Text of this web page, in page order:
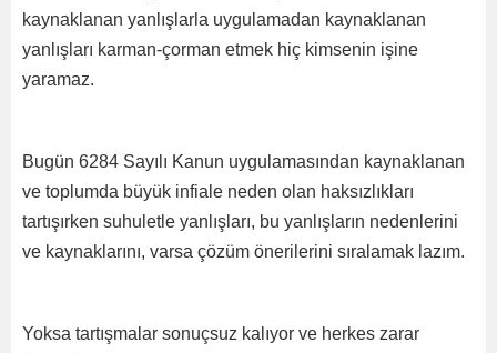
kaynaklanan yanlışlarla uygulamadan kaynaklanan
yanlışları karman-çorman etmek hiç kimsenin işine
yaramaz.
Bugün 6284 Sayılı Kanun uygulamasından kaynaklanan
ve toplumda büyük infiale neden olan haksızlıkları
tartışırken suhuletle yanlışları, bu yanlışların nedenlerini
ve kaynaklarını, varsa çözüm önerilerini sıralamak lazım.
Yoksa tartışmalar sonuçsuz kalıyor ve herkes zarar